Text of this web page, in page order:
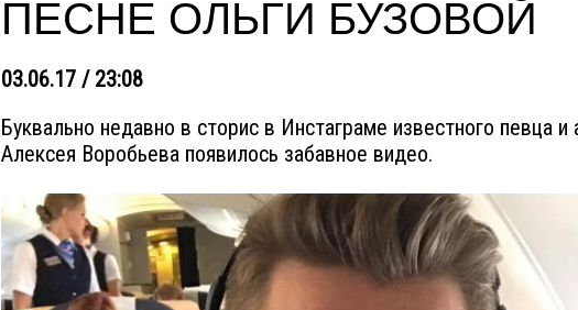
ПЕСНЕ ОЛЬГИ БУЗОВОЙ
03.06.17 / 23:08
Буквально недавно в сторис в Инстаграме известного певца и
Алексея Воробьева появилось забавное видео.